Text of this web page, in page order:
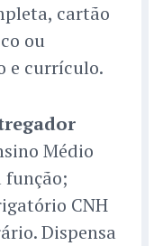
cartão
ou
e currículo.
Médio
função;
CNH
Dispensa